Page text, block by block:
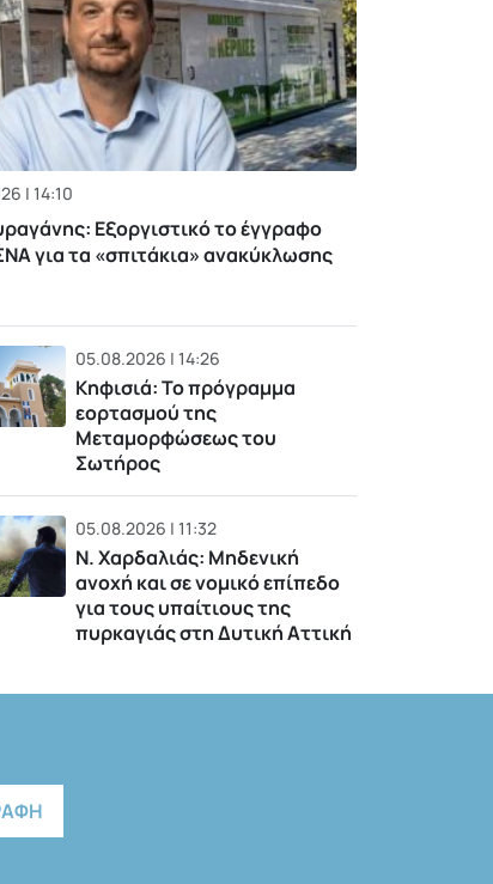
| 14:10
Εξοργιστικό το έγγραφο
για τα «σπιτάκια» ανακύκλωσης
05.08.2026 | 14:26
Κηφισιά: Το πρόγραμμα
εορτασμού της
Μεταμορφώσεως του
Σωτήρος
05.08.2026 | 11:32
Ν. Χαρδαλιάς: Μηδενική
ανοχή και σε νομικό επίπεδο
για τους υπαίτιους της
πυρκαγιάς στη Δυτική Αττική